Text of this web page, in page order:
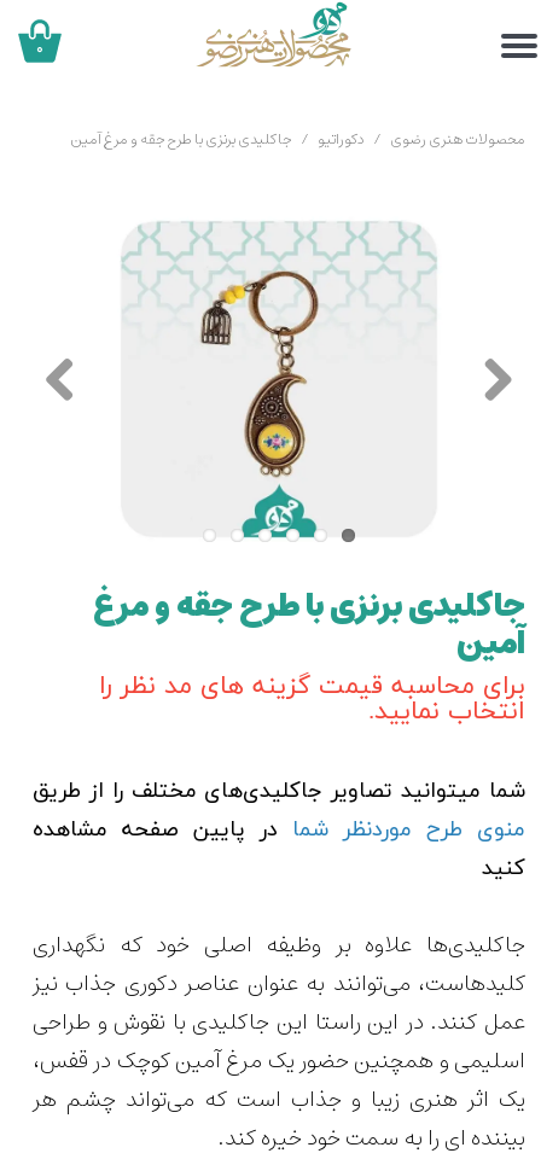
۰
محصولات هنری رضوی دکوراتیو جاکلیدی برنزی با طرح جقه و مرغ آمین
جاکلیدی برنزی با طرح جقه و مرغ
آمین
برای محاسبه قیمت گزینه های مد نظر را
انتخاب نمایید.
شما میتوانید تصاویر جاکلیدی‌های مختلف را از طریق
منوی طرح موردنظر شما در پایین صفحه مشاهده
کنید
جاکلیدی‌ها علاوه بر وظیفه اصلی خود که نگهداری
کلیدهاست، می‌توانند به عنوان عناصر دکوری جذاب نیز
عمل کنند. در این راستا این جاکلیدی با نقوش و طراحی
اسلیمی و همچنین حضور یک مرغ آمین کوچک در قفس،
یک اثر هنری زیبا و جذاب است که می‌تواند چشم هر
بیننده ای را به سمت خود خیره کند.